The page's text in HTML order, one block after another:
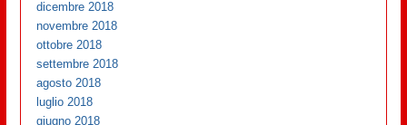
dicembre 2018
novembre 2018
ottobre 2018
settembre 2018
agosto 2018
luglio 2018
giugno 2018